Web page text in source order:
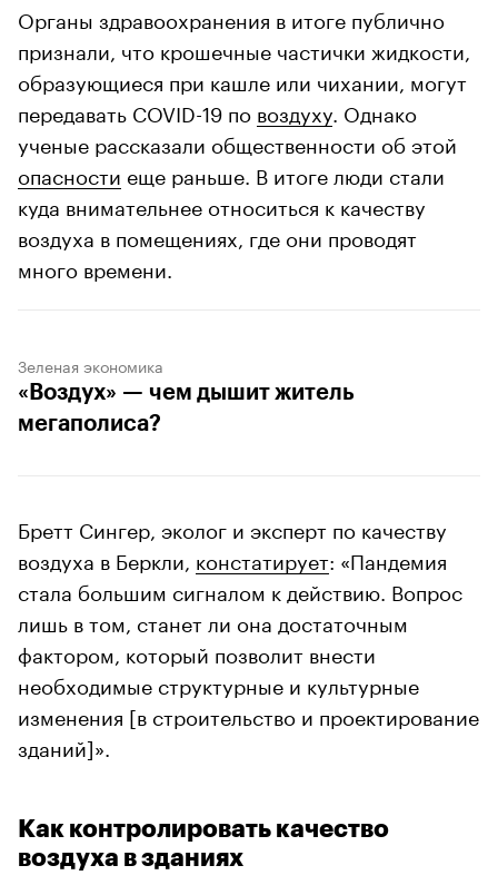
Органы здравоохранения в итоге публично
признали, что крошечные частички жидкости,
образующиеся при кашле или чихании, могут
передавать COVID-19 по воздуху . Однако
ученые рассказали общественности об этой
опасности еще раньше. В итоге люди стали
куда внимательнее относиться к качеству
воздуха в помещениях, где они проводят
много времени.
Зеленая экономика
«Воздух» — чем дышит житель
мегаполиса?
Бретт Сингер, эколог и эксперт по качеству
воздуха в Беркли, констатирует: «Пандемия
стала большим сигналом к действию. Вопрос
лишь в том, станет ли она достаточным
фактором, который позволит внести
необходимые структурные и культурные
изменения [в строительство и проектирование
зданий]».
Как контролировать качество
воздуха в зданиях